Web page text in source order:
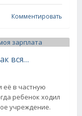
Комментировать
Частная школа дочери стоит как вся моя зарплата
её в частную
ребенок ходил
учреждение.